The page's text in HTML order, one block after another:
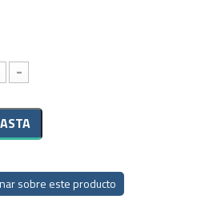
-
sobre este producto